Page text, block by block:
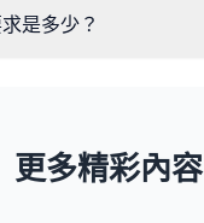
是多少？
更多精彩內容